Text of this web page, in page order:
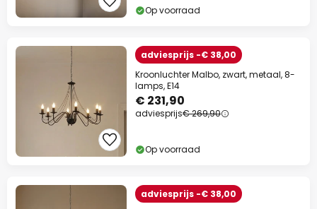
Op voorraad
adviesprijs -€ 38,00
Kroonluchter Malbo, zwart, metaal, 8-
lamps, E14
€ 231,90
adviesprijs€ 269,90
Op voorraad
adviesprijs -€ 38,00